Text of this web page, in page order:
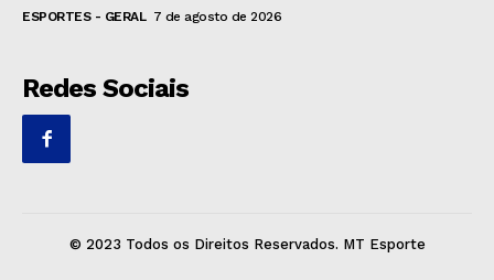
ESPORTES - GERAL 7 de agosto de 2026
Redes Sociais
© 2023 Todos os Direitos Reservados. MT Esporte